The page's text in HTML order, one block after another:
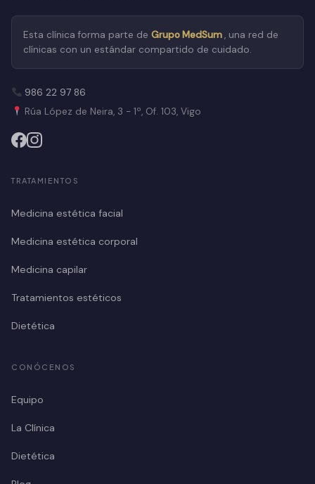
Esta clínica forma parte de Grupo MedSum, una red de
clínicas con un estándar compartido de cuidado.
986 22 97 86
Rúa López de Neira, 3 - 1º, Of. 103, Vigo
TRATAMIENTOS
Medicina estética facial
Medicina estética corporal
Medicina capilar
Tratamientos estéticos
Dietética
CONÓCENOS
Equipo
La Clínica
Dietética